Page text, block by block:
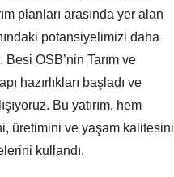
planları arasında yer alan
potansiyelimizi daha
OSB’nin Tarım ve
hazırlıkları başladı ve
Bu yatırım, hem
üretimini ve yaşam kalitesini
kullandı.